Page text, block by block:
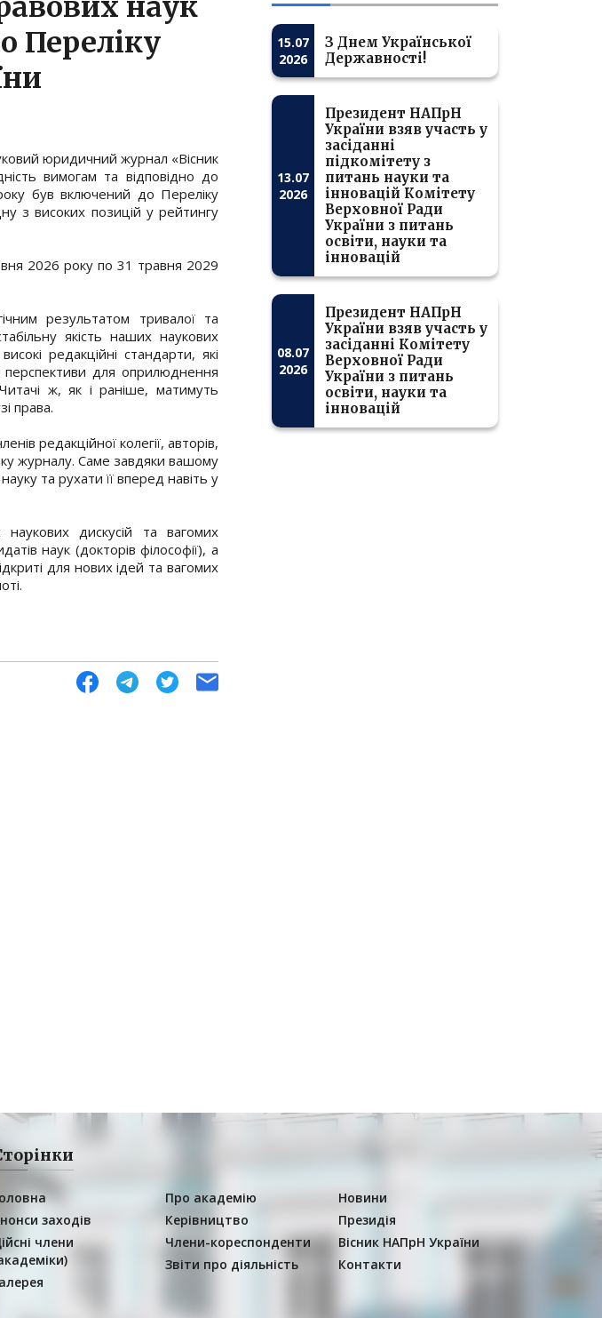
наук
Переліку
юридичний журнал «Вісник
вимогам та відповідно до
був включений до Переліку
з високих позицій у рейтингу
2026 року по 31 травня 2029
результатом тривалої та
якість наших наукових
редакційні стандарти, які
перспективи для оприлюднення
ж, як і раніше, матимуть
права.
редакційної колегії, авторів,
журналу. Саме завдяки вашому
та рухати її вперед навіть у
дискусій та вагомих
наук (докторів філософії), а
для нових ідей та вагомих
15.07
2026
З Днем Української
Державності!
13.07
2026
Президент НАПрН
України взяв участь у
засіданні
підкомітету з
питань науки та
інновацій Комітету
Верховної Ради
України з питань
освіти, науки та
інновацій
08.07
2026
Президент НАПрН
України взяв участь у
засіданні Комітету
Верховної Ради
України з питань
освіти, науки та
інновацій
заходів
члени
Про академію
Керівництво
Члени-кореспонденти
Звіти про діяльність
Новини
Президія
Вісник НАПрН України
Контакти